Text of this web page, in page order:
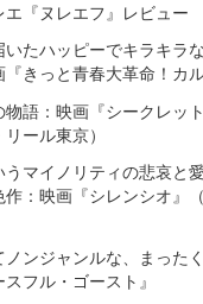
エ『ヌレエフ』レビュー
いたハッピーでキラキラ
きっと青春大革命！カ
語：映画『シークレッ
リール東京）
マイノリティの悲哀と
作：映画『シレンシオ』
ノンジャンルな、まった
フル・ゴースト』